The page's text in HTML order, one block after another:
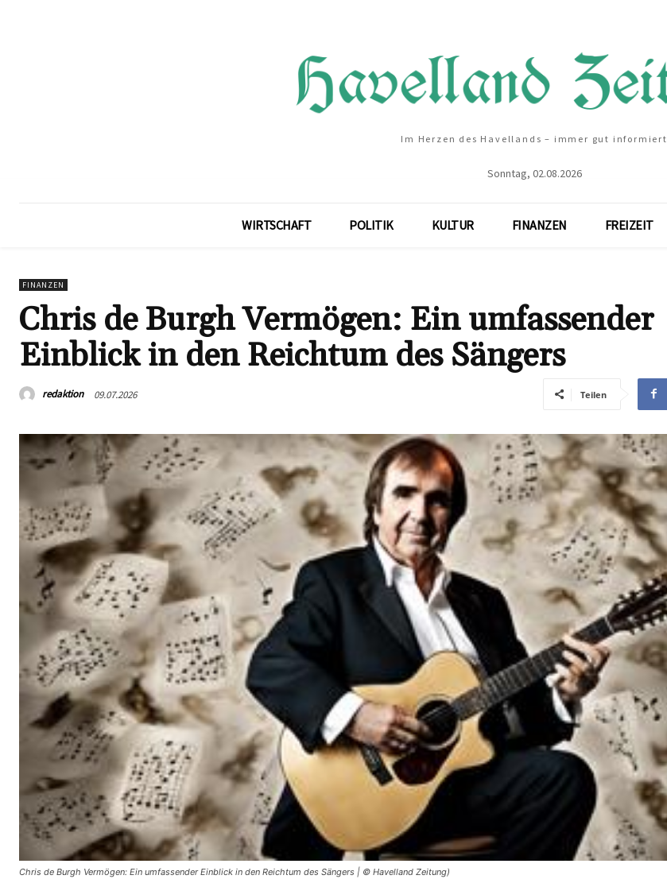
Im Herzen des Havellands – immer gut informiert
Sonntag, 02.08.2026
WIRTSCHAFT POLITIK KULTUR FINANZEN FREIZEIT
FINANZEN
Chris de Burgh Vermögen: Ein umfassender
Einblick in den Reichtum des Sängers
redaktion 09.07.2026 Teilen
Chris de Burgh Vermögen: Ein umfassender Einblick in den Reichtum des Sängers | © Havelland Zeitung)